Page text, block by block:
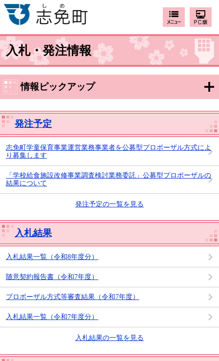
入札・発注情報
情報ピックアップ
発注予定
志免町学童保育事業運営業務事業者を公募型プロポーザル方式によ
り募集します
「学校給食施設改修事業調査検討業務委託」公募型プロポーザルの
結果について
発注予定の一覧を見る
入札結果
入札結果一覧（令和8年度分）
随意契約報告書（令和7年度）
プロポーザル方式等審査結果（令和7年度）
入札結果一覧（令和7年度分）
入札結果の一覧を見る